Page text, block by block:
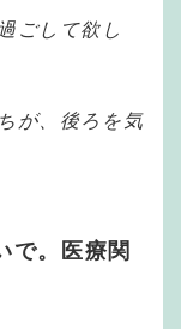
ごして欲し
が、後ろを気
で。医療関